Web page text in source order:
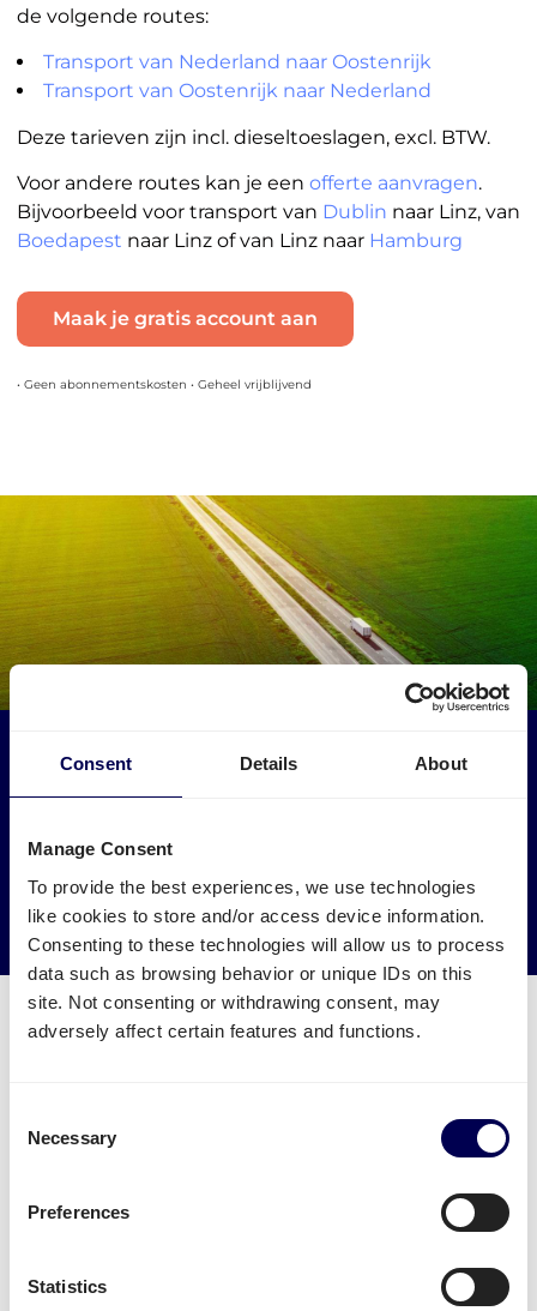
Consent Details About
Manage Consent
To provide the best experiences, we use technologies
like cookies to store and/or access device information.
Consenting to these technologies will allow us to process
data such as browsing behavior or unique IDs on this
site. Not consenting or withdrawing consent, may
adversely affect certain features and functions.
Selection
Necessary
Preferences
Statistics
de volgende routes:
Transport van Nederland naar Oostenrijk
Transport van Oostenrijk naar Nederland
Deze tarieven zijn incl. dieseltoeslagen, excl. BTW.
Voor andere routes kan je een offerte aanvragen.
Bijvoorbeeld voor transport van Dublin naar Linz, van
Boedapest naar Linz of van Linz naar Hamburg
Maak je gratis account aan
• Geen abonnementskosten • Geheel vrijblijvend
Laat je vracht naar en van Linz ophalen door
→ Ga van start
Verminder je CO2 uitstoot
beschikbaar voor Linz?
vanuit Nederland naar Linz.
zakelijk pakketten
vanuit Nederland naar Linz. Let wel:
pakketten staat momenteel enkel open voor